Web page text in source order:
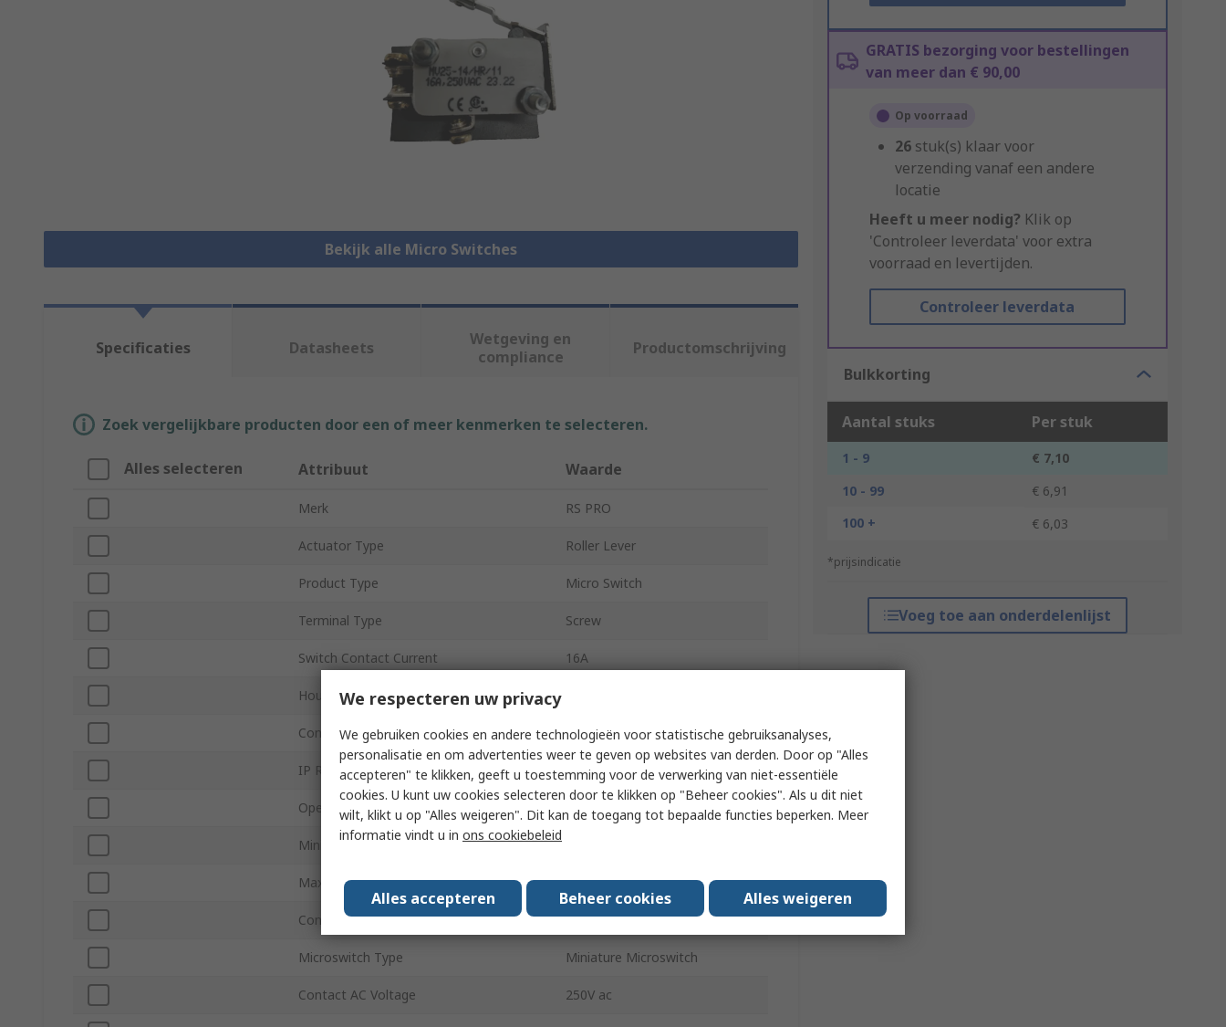
Bekijk alle Micro Switches
GRATIS bezorging voor bestellingen
van meer dan € 90,00
Op voorraad
26 stuk(s) klaar voor
verzending vanaf een andere
locatie
Heeft u meer nodig? Klik op
'Controleer leverdata' voor extra
voorraad en levertijden.
Controleer leverdata
Bulkkorting
Aantal stuks Per stuk
1 - 9
€ 7,10
10 - 99
€ 6,91
100 +
€ 6,03
*prijsindicatie
Voeg toe aan onderdelenlijst
Specificaties Datasheets
Wetgeving en
compliance
Productomschrijving
Zoek vergelijkbare producten door een of meer kenmerken te selecteren.
Alles selecteren Attribuut Waarde
Merk RS PRO
Actuator Type Roller Lever
Product Type Micro Switch
Terminal Type Screw
Switch Contact Current 16A
Housing Material
Contact Configuration SPDT
IP Rating IP40
Operating Force 130g
Minimum Operating Temperature
Maximum Operating Temperature 85°C
Contact DC Voltage 220V dc
Microswitch Type Miniature Microswitch
Contact AC Voltage 250V ac
We respecteren uw privacy
We gebruiken cookies en andere technologieën voor statistische gebruiksanalyses,
personalisatie en om advertenties weer te geven op websites van derden. Door op "Alles
accepteren" te klikken, geeft u toestemming voor de verwerking van niet-essentiële
cookies. U kunt uw cookies selecteren door te klikken op "Beheer cookies". Als u dit niet
wilt, klikt u op "Alles weigeren". Dit kan de toegang tot bepaalde functies beperken. Meer
informatie vindt u in ons cookiebeleid
Alles accepteren Beheer cookies Alles weigeren